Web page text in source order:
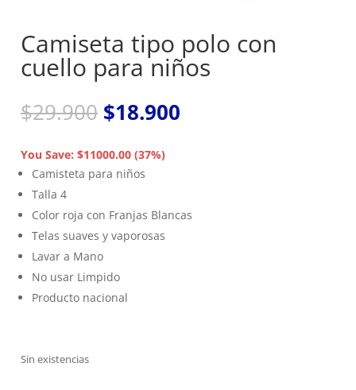
Camiseta tipo polo con
cuello para niños
$29.900 El
precio
original
era:
$29.900.
$18.900
You Save: $11000.00 (37%)
Camisteta para niños
Talla 4
Color roja con Franjas Blancas
Telas suaves y vaporosas
Lavar a Mano
No usar Limpido
Producto nacional
Sin existencias